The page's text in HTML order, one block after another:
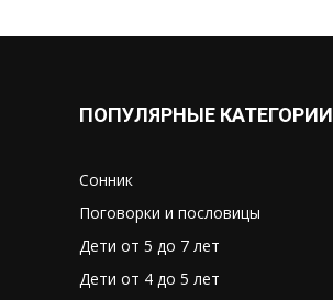
ПОПУЛЯРНЫЕ КАТЕГОРИИ
Сонник
Поговорки и пословицы
Дети от 5 до 7 лет
Дети от 4 до 5 лет